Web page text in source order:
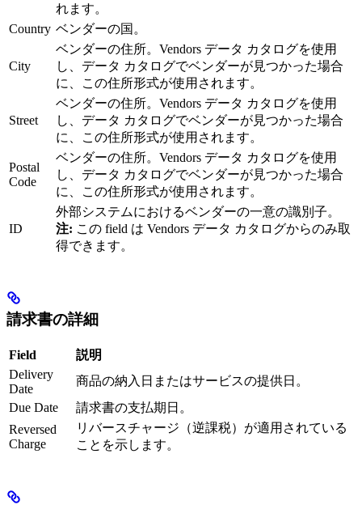
れます。
Country ベンダーの国。
City
ベンダーの住所。Vendors データ カタログを使用
し、データ カタログでベンダーが見つかった場合
に、この住所形式が使用されます。
Street
ベンダーの住所。Vendors データ カタログを使用
し、データ カタログでベンダーが見つかった場合
に、この住所形式が使用されます。
Postal
Code
ベンダーの住所。Vendors データ カタログを使用
し、データ カタログでベンダーが見つかった場合
に、この住所形式が使用されます。
ID
外部システムにおけるベンダーの一意の識別子。
注: この field は Vendors データ カタログからのみ取
得できます。
請求書の詳細
Field
説明
Delivery
Date
商品の納入日またはサービスの提供日。
Due Date
請求書の支払期日。
Reversed
Charge
リバースチャージ（逆課税）が適用されている
ことを示します。